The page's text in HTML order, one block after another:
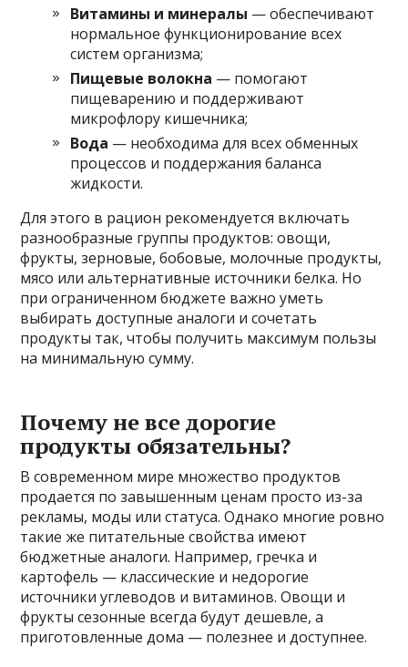
Витамины и минералы — обеспечивают
нормальное функционирование всех
систем организма;
Пищевые волокна — помогают
пищеварению и поддерживают
микрофлору кишечника;
Вода — необходима для всех обменных
процессов и поддержания баланса
жидкости.
Для этого в рацион рекомендуется включать
разнообразные группы продуктов: овощи,
фрукты, зерновые, бобовые, молочные продукты,
мясо или альтернативные источники белка. Но
при ограниченном бюджете важно уметь
выбирать доступные аналоги и сочетать
продукты так, чтобы получить максимум пользы
на минимальную сумму.
Почему не все дорогие
продукты обязательны?
В современном мире множество продуктов
продается по завышенным ценам просто из-за
рекламы, моды или статуса. Однако многие ровно
такие же питательные свойства имеют
бюджетные аналоги. Например, гречка и
картофель — классические и недорогие
источники углеводов и витаминов. Овощи и
фрукты сезонные всегда будут дешевле, а
приготовленные дома — полезнее и доступнее.